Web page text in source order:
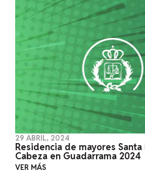
29 ABRIL, 2024
Residencia de mayores
Cabeza en Guadarrama 2024
VER MÁS